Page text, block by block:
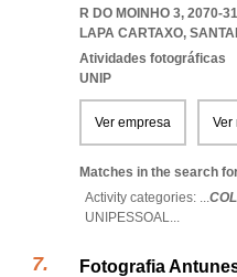
R DO MOINHO 3, 2070-
LAPA CARTAXO,
Atividades fotográficas
UNIP
Ver empresa Ver
Matches in the search
Activity categories: ...
UNIPESSOAL...
Fotografia